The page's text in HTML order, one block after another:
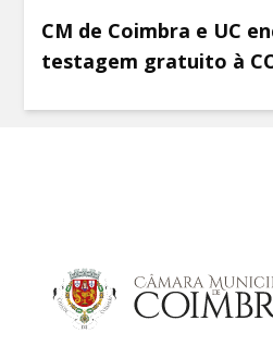
CM de Coimbra e UC
testagem gratuito à